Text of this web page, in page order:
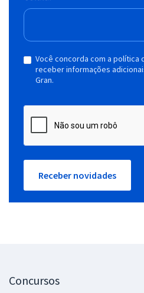
Você concorda com a política
receber informações
Gran.
Receber novidades
Concursos